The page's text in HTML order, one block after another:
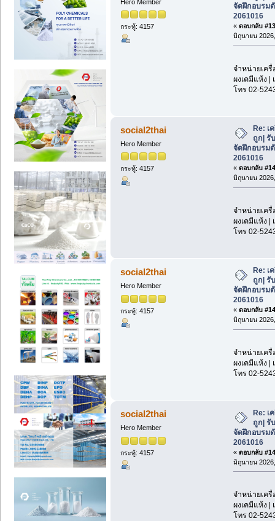
Hero Member
กระทู้: 4157
จัดฝึกอบรมดั
2061016
« ตอบกลับ
มิถุนายน
จำหน่ายเครื่
ผงเคมีแห้ง |
โทร 02-
social2thai
Hero Member
กระทู้: 4157
Re: เ
ถูก| รั
จัดฝึกอบรมดั
2061016
« ตอบกลับ
มิถุนายน
จำหน่ายเครื่
ผงเคมีแห้ง |
โทร 02-
social2thai
Hero Member
กระทู้: 4157
Re: เ
ถูก| รั
จัดฝึกอบรมดั
2061016
« ตอบกลับ
มิถุนายน
จำหน่ายเครื่
ผงเคมีแห้ง |
โทร 02-
social2thai
Hero Member
กระทู้: 4157
Re: เ
ถูก| รั
จัดฝึกอบรมดั
2061016
« ตอบกลับ
มิถุนายน
จำหน่ายเครื่
ผงเคมีแห้ง |
โทร 02-